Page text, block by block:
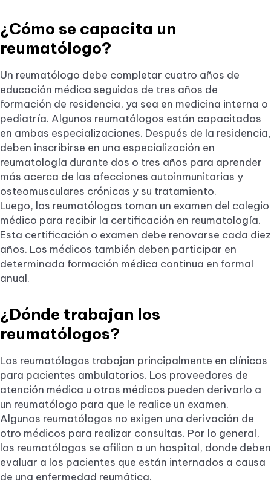
¿Cómo se capacita un
reumatólogo?
Un reumatólogo debe completar cuatro años de
educación médica seguidos de tres años de
formación de residencia, ya sea en medicina interna o
pediatría. Algunos reumatólogos están capacitados
en ambas especializaciones. Después de la residencia,
deben inscribirse en una especialización en
reumatología durante dos o tres años para aprender
más acerca de las afecciones autoinmunitarias y
osteomusculares crónicas y su tratamiento.
Luego, los reumatólogos toman un examen del colegio
médico para recibir la certificación en reumatología.
Esta certificación o examen debe renovarse cada diez
años. Los médicos también deben participar en
determinada formación médica continua en formal
anual.
¿Dónde trabajan los
reumatólogos?
Los reumatólogos trabajan principalmente en clínicas
para pacientes ambulatorios. Los proveedores de
atención médica u otros médicos pueden derivarlo a
un reumatólogo para que le realice un examen.
Algunos reumatólogos no exigen una derivación de
otro médicos para realizar consultas. Por lo general,
los reumatólogos se afilian a un hospital, donde deben
evaluar a los pacientes que están internados a causa
de una enfermedad reumática.